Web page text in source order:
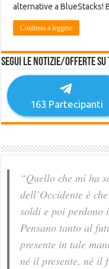
alternative a BlueStacks!
Continua a leggere
Segui le notizie/offerte su
163 Partecipanti
“Quello che mi ha
dell’Occidente è
soldi e poi perdono
Pensano tanto al
presente in tale
né il presente, né il